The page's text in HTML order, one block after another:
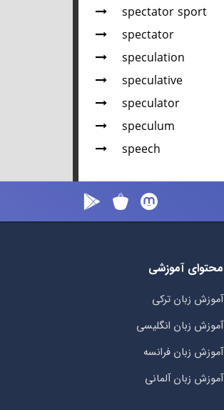
spectator sport
spectator
speculation
speculative
speculator
speculum
speech
محتوای آموزشی
آموزش زبان ترکی
آموزش زبان انگلیسی
آموزش زبان فرانسه
آموزش زبان آلمانی